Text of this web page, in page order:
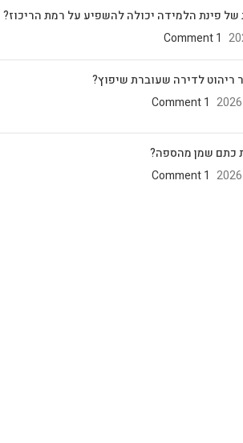
של פינת הלמידה יכולה להשפיע על רמת הריכוז?
1 Comment
ריהוט לדירה שעוברת שיפוץ?
1 Comment
כתם שמן מהספה?
1 Comment